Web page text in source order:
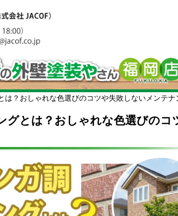
は？おしゃれな色選びのコツや失敗しないメンテナ
グとは？おしゃれな色選びのコ